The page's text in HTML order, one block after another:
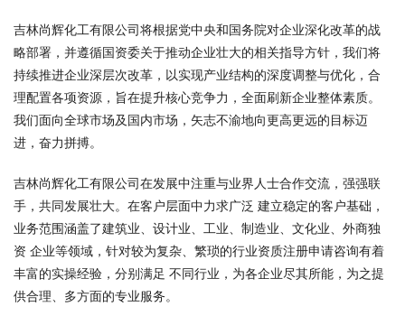
吉林尚辉化工有限公司将根据党中央和国务院对企业深化改革的战
略部署，并遵循国资委关于推动企业壮大的相关指导方针，我们将
持续推进企业深层次改革，以实现产业结构的深度调整与优化，合
理配置各项资源，旨在提升核心竞争力，全面刷新企业整体素质。
我们面向全球市场及国内市场，矢志不渝地向更高更远的目标迈
进，奋力拼搏。
吉林尚辉化工有限公司在发展中注重与业界人士合作交流，强强联
手，共同发展壮大。在客户层面中力求广泛 建立稳定的客户基础，
业务范围涵盖了建筑业、设计业、工业、制造业、文化业、外商独
资 企业等领域，针对较为复杂、繁琐的行业资质注册申请咨询有着
丰富的实操经验，分别满足 不同行业，为各企业尽其所能，为之提
供合理、多方面的专业服务。